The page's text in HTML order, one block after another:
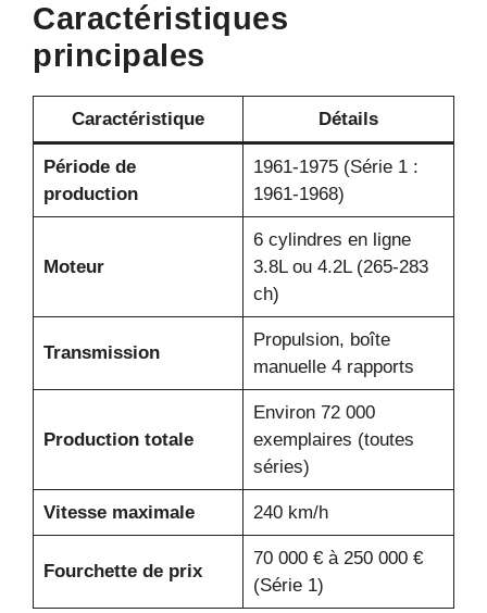
Caractéristiques
principales
Caractéristique Détails
Période de
production
1961-1975 (Série 1 :
1961-1968)
Moteur
6 cylindres en ligne
3.8L ou 4.2L (265-283
ch)
Transmission
Propulsion, boîte
manuelle 4 rapports
Production totale
Environ 72 000
exemplaires (toutes
séries)
Vitesse maximale 240 km/h
Fourchette de prix
70 000 € à 250 000 €
(Série 1)